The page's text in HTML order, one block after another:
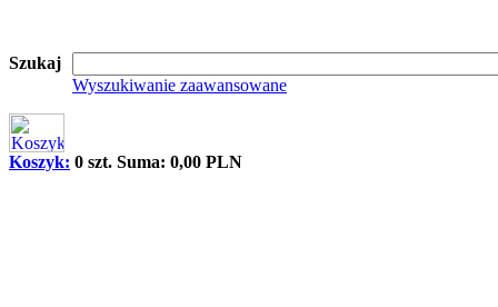
Szukaj
Wyszukiwanie zaawansowane
Koszyk: 0 szt. Suma: 0,00 PLN